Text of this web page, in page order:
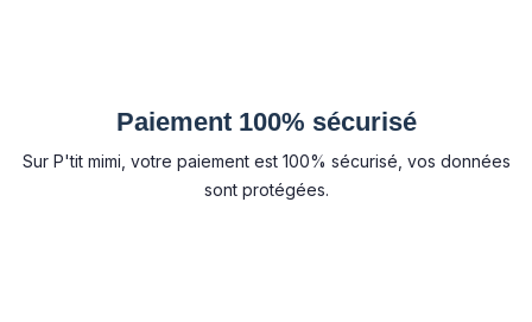
Paiement 100% sécurisé
Sur P'tit mimi, votre paiement est 100% sécurisé, vos données
sont protégées.